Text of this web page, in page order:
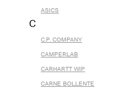
ASICS
C
C.P. COMPANY
CAMPERLAB
CARHARTT WIP
CARNE BOLLENTE